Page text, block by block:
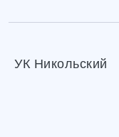
УК Никольский